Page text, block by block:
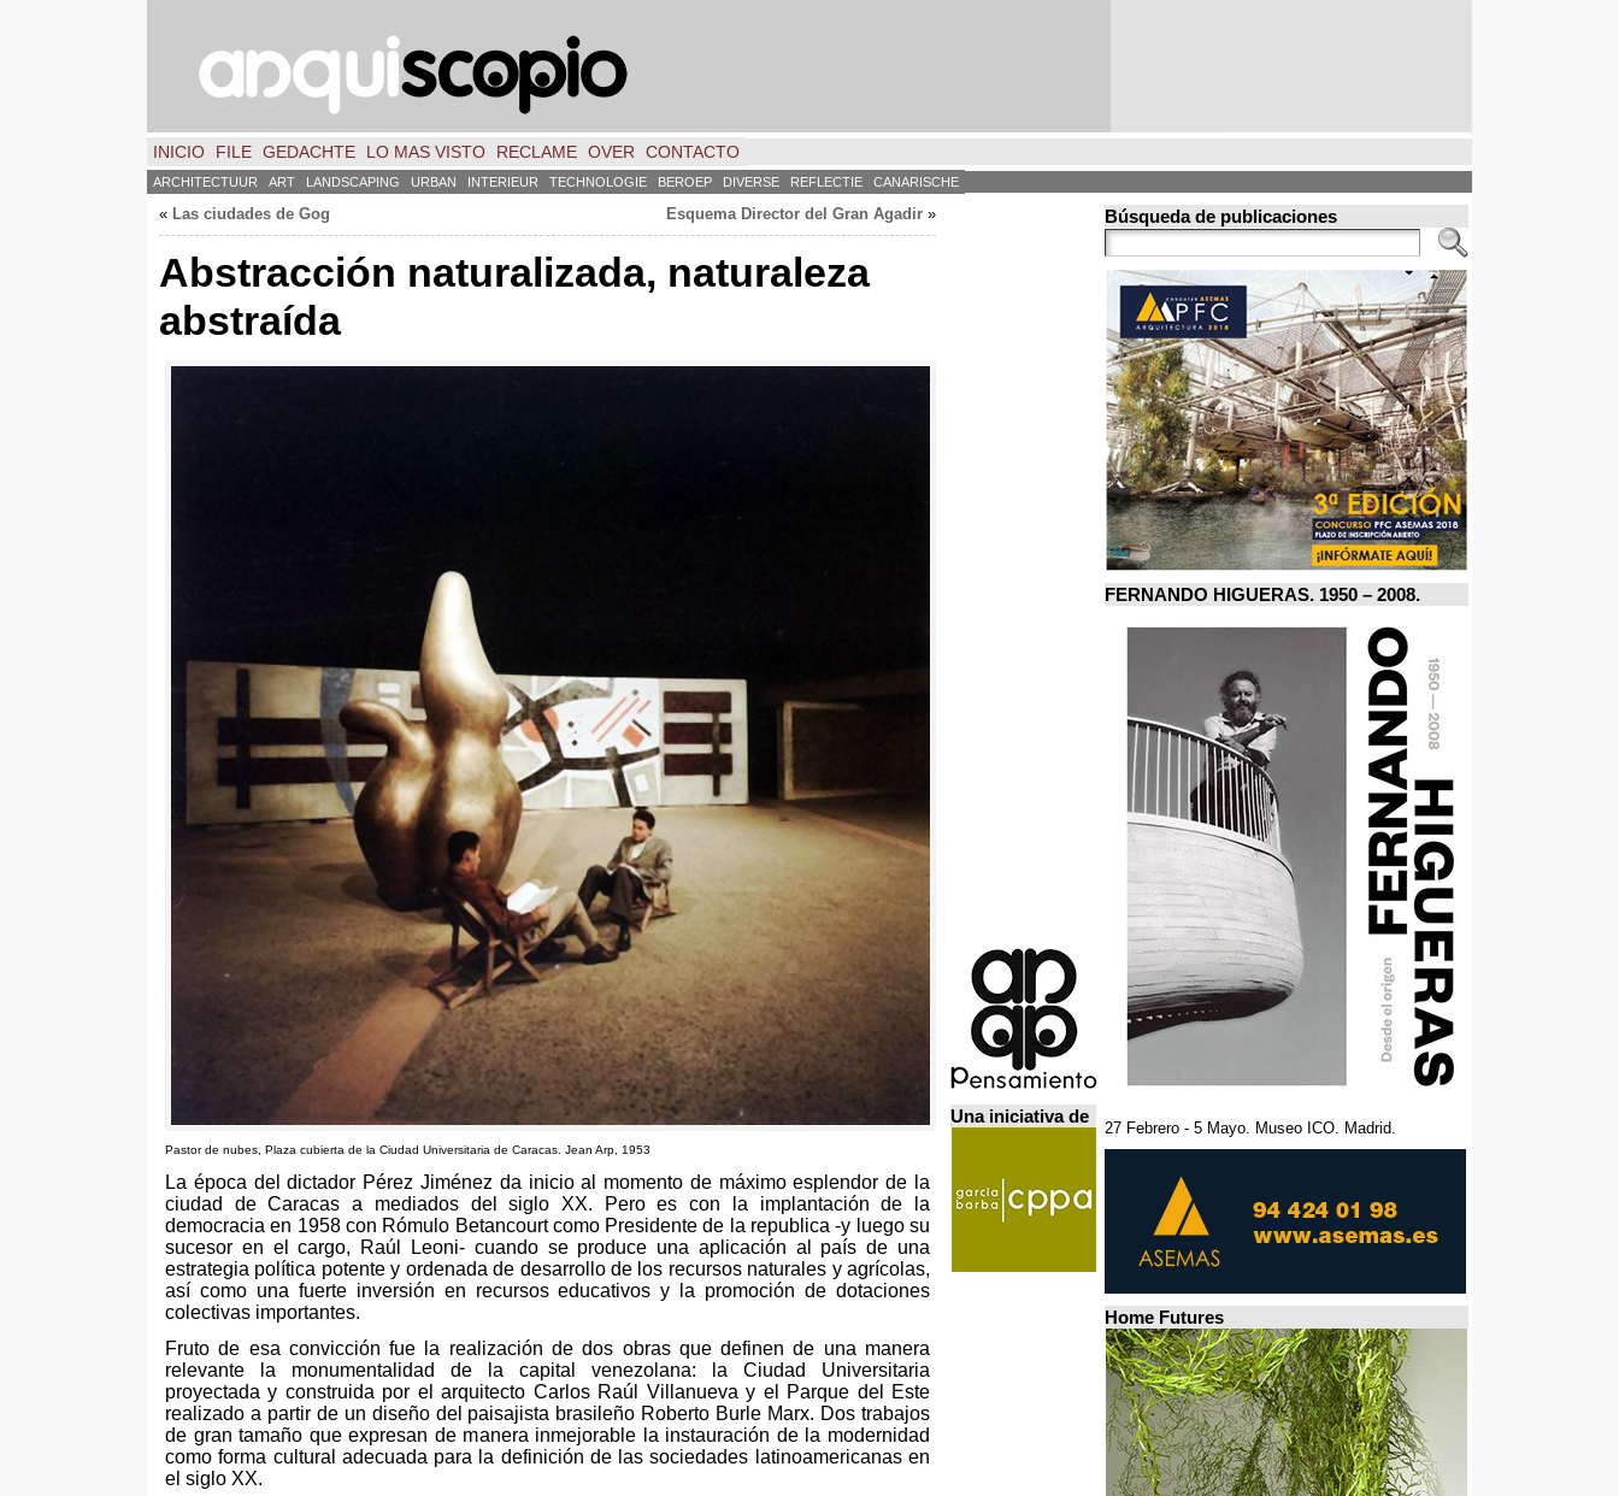
INICIO FILE GEDACHTE LO MAS VISTO RECLAME OVER CONTACTO
ARCHITECTUUR ART LANDSCAPING URBAN INTERIEUR TECHNOLOGIE BEROEP DIVERSE REFLECTIE CANARISCHE
« Las ciudades de Gog Esquema Director del Gran Agadir »
Abstracción naturalizada, naturaleza
abstraída
Pastor de nubes Plaza cubierta de la Ciudad Universitaria de Caracas Jean Arp , 1953
La época del dictador Pérez Jiménez da inicio al momento de máximo esplendor de la
ciudad de Caracas a mediados del siglo XX.
Pero es con la implantación de la
democracia en 1958 con Rómulo Betancourt como Presidente de la republica -y luego su
sucesor en el cargo, Raúl Leoni- cuando se produce una aplicación al país de una
estrategia política potente y ordenada de desarrollo de los recursos naturales y agrícolas,
así como una fuerte inversión en recursos educativos y la promoción de dotaciones
colectivas importantes.
Fruto de esa convicción fue la realización de dos obras que definen de una manera
relevante la monumentalidad de la capital venezolana:
la Ciudad Universitaria
proyectada y construida por el arquitecto Carlos Raúl Villanueva y el Parque del Este
realizado a partir de un diseño del paisajista brasileño Roberto Burle Marx. Dos trabajos
de gran tamaño que expresan de manera inmejorable la instauración de la modernidad
como forma cultural adecuada para la definición de las sociedades latinoamericanas en
el siglo XX.
Una iniciativa de
Búsqueda de publicaciones
FERNANDO HIGUERAS. 1950 – 2008.
27 Febrero - 5 Mayo. Museo ICO. Madrid.
Home Futures